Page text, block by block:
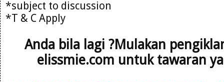
*subject to discussion
*T & C Apply
Anda bila lagi ?Mulakan
elissmie.com untuk tawaran